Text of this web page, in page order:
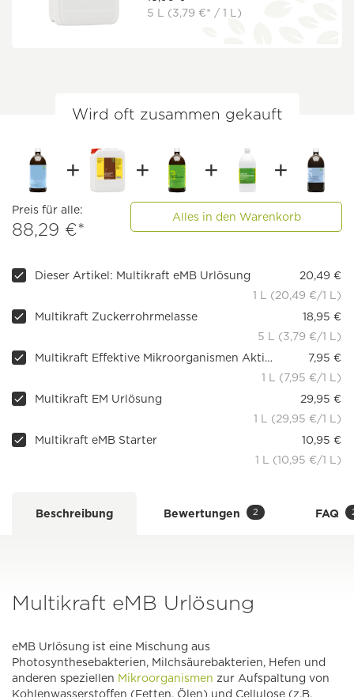
5 L (3,79 €* / 1 L)
Wird oft zusammen gekauft
Preis für alle:
88,29 €*
Alles in den Warenkorb
Dieser Artikel: Multikraft eMB Urlösung
20,49 €
1 L (20,49 €/1 L)
Multikraft Zuckerrohrmelasse
18,95 €
5 L (3,79 €/1 L)
Multikraft Effektive Mikroorganismen Aktiv (EMa), 1 l
7,95 €
1 L (7,95 €/1 L)
Multikraft EM Urlösung
29,95 €
1 L (29,95 €/1 L)
Multikraft eMB Starter
10,95 €
1 L (10,95 €/1 L)
Beschreibung Bewertungen 2 FAQ
Multikraft eMB Urlösung
eMB Urlösung ist eine Mischung aus
Photosynthesebakterien, Milchsäurebakterien, Hefen und
anderen speziellen Mikroorganismen zur Aufspaltung von
Kohlenwasserstoffen (Fetten, Ölen) und Cellulose (z.B.